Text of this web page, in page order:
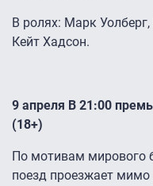
В ролях: Марк
Кейт Хадсон.
9 апреля В 21:00
(18+)
По мотивам мирового
поезд проезжает